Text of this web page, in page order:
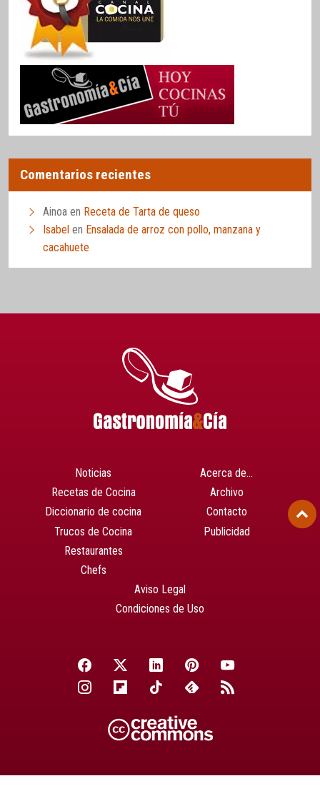
Comentarios recientes
Ainoa en Receta de Tarta de queso
Isabel en Ensalada de arroz con pollo, manzana y
cacahuete
Noticias
Recetas de Cocina
Diccionario de cocina
Trucos de Cocina
Restaurantes
Chefs
Acerca de…
Archivo
Contacto
Publicidad
Aviso Legal
Condiciones de Uso